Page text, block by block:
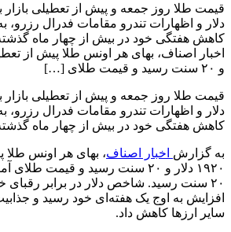
قیمت طلا روز جمعه و پیش از تعطیلی
دلار و اظهارات تندرو مقامات فدرال
کاهش هفتگی خود در بیش از چهار ماه
و ۲۰ سنت رسید و قیمت طلای […]
قیمت طلا روز جمعه و پیش از تعطیلی
دلار و اظهارات تندرو مقامات فدرال
کاهش هفتگی خود در بیش از چهار ماه
به گزارش اخبار اصناف، بهای هر اونس طلا
افزایش به اوج یک هفته‌ای خود رسید و
سایر ارزها کاهش داد.